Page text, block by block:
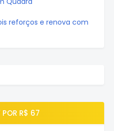
reforços e renova com
R$ 67